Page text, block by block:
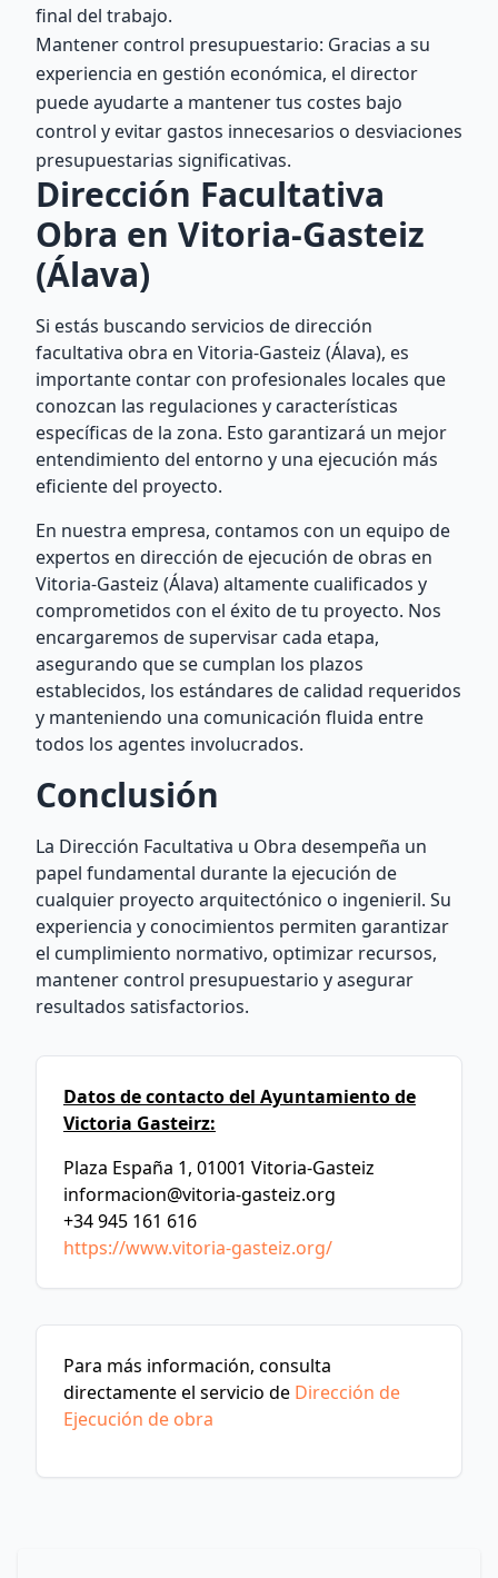
final del trabajo.
Mantener control presupuestario: Gracias a su
experiencia en gestión económica, el director
puede ayudarte a mantener tus costes bajo
control y evitar gastos innecesarios o desviaciones
presupuestarias significativas.
Dirección Facultativa
Obra en Vitoria-Gasteiz
(Álava)
Si estás buscando servicios de dirección
facultativa obra en Vitoria-Gasteiz (Álava), es
importante contar con profesionales locales que
conozcan las regulaciones y características
específicas de la zona. Esto garantizará un mejor
entendimiento del entorno y una ejecución más
eficiente del proyecto.
En nuestra empresa, contamos con un equipo de
expertos en dirección de ejecución de obras en
Vitoria-Gasteiz (Álava) altamente cualificados y
comprometidos con el éxito de tu proyecto. Nos
encargaremos de supervisar cada etapa,
asegurando que se cumplan los plazos
establecidos, los estándares de calidad requeridos
y manteniendo una comunicación fluida entre
todos los agentes involucrados.
Conclusión
La Dirección Facultativa u Obra desempeña un
papel fundamental durante la ejecución de
cualquier proyecto arquitectónico o ingenieril. Su
experiencia y conocimientos permiten garantizar
el cumplimiento normativo, optimizar recursos,
mantener control presupuestario y asegurar
resultados satisfactorios.
Datos de contacto del Ayuntamiento de
Victoria Gasteirz:
Plaza España 1, 01001 Vitoria-Gasteiz
informacion@vitoria-gasteiz.org
+34 945 161 616
https://www.vitoria-gasteiz.org/
Para más información, consulta
directamente el servicio de Dirección de
Ejecución de obra